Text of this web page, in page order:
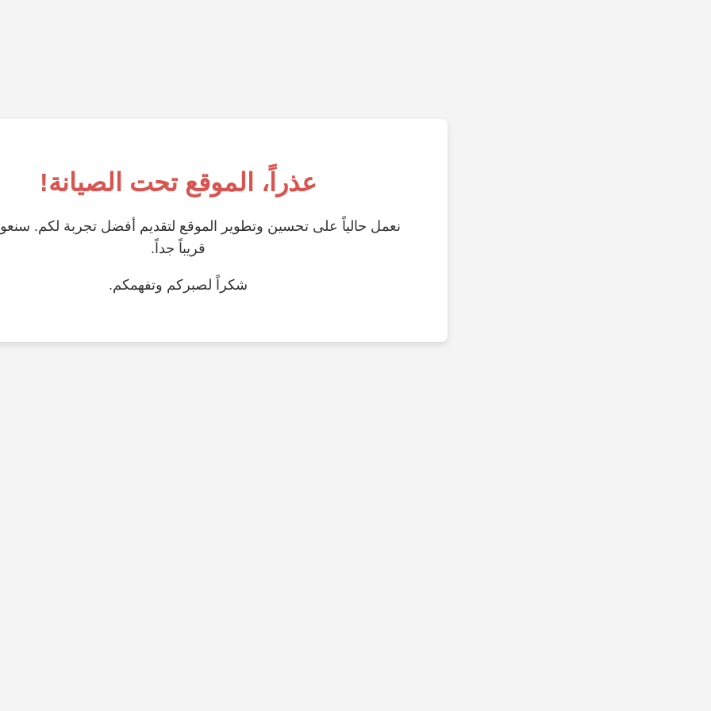
عذراً، الموقع تحت الصيانة!
نعمل حالياً على تحسين وتطوير الموقع لتقديم أفضل تجربة لكم.
قريباً جداً.
شكراً لصبركم وتفهمكم.